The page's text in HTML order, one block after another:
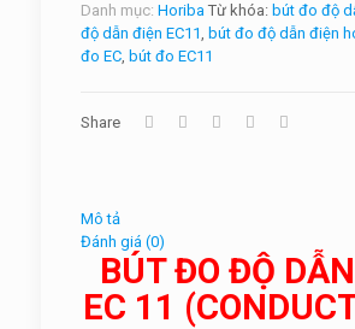
Danh mục: Horiba Từ khóa: bút đo độ
độ dẫn điện EC11, bút đo độ dẫn điện
đo EC, bút đo EC11
Share
Mô tả
Đánh giá (0)
BÚT ĐO ĐỘ
EC 11